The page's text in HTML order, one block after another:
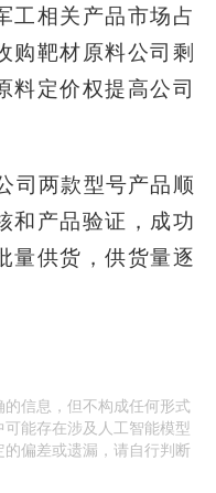
工相关产品市场占
购靶材原料公司剩
料定价权提高公司
司两款型号产品顺
和产品验证，成功
量供货，供货量逐
信息，但不构成任何形式
能存在涉及人工智能模型
偏差或遗漏，请自行判断